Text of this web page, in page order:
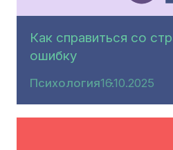
Как справиться со
ошибку
Психология16.10.2025